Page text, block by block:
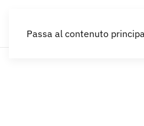
Passa al contenuto